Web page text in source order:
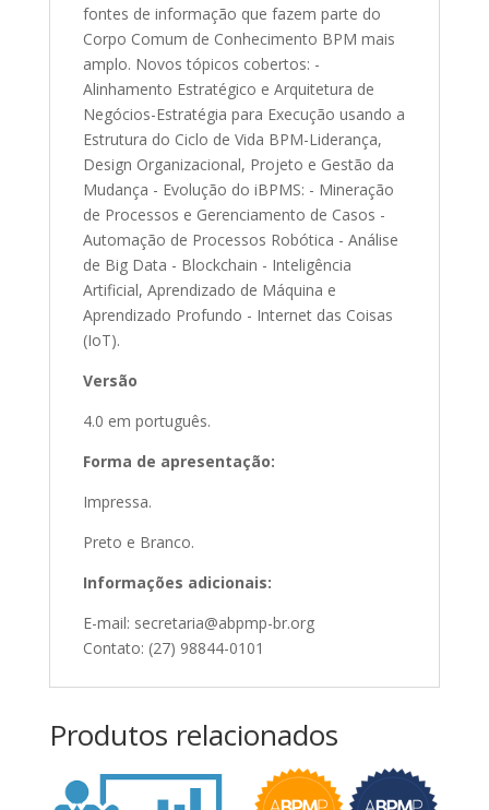
fontes de informação que fazem parte do
Corpo Comum de Conhecimento BPM mais
amplo. Novos tópicos cobertos: -
Alinhamento Estratégico e Arquitetura de
Negócios-Estratégia para Execução usando a
Estrutura do Ciclo de Vida BPM-Liderança,
Design Organizacional, Projeto e Gestão da
Mudança - Evolução do iBPMS: - Mineração
de Processos e Gerenciamento de Casos -
Automação de Processos Robótica - Análise
de Big Data - Blockchain - Inteligência
Artificial, Aprendizado de Máquina e
Aprendizado Profundo - Internet das Coisas
(IoT).
Versão
4.0 em português.
Forma de apresentação:
Impressa.
Preto e Branco.
Informações adicionais:
E-mail: secretaria@abpmp-br.org
Contato: (27) 98844-0101
Produtos relacionados